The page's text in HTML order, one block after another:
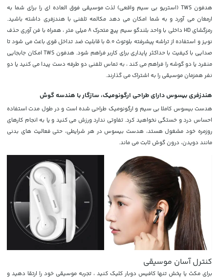
هدفون TWS (استریو بی سیم واقعی) لذت موسیقی فوق العاده ای را برای شما به
ارمغان می آورد و به شما امکان می دهد مکالمه تلفنی با هندزفری داشته باشید.
رمزگشای HD داخلی با واحد بلندگو سیم پیچ متحرک 8 میلی متر ، همراه با فن آوری حذف
نویز و استفاده از تراشه پیشرفته بلوتوث 5.0 با قابلیت ضد تداخل قوی باعث می شود تا
صدایی با کیفیت با حداکثر پایداری برای کاربر فراهم شود. هدفون TWS امکان جابجایی
منفرد یا دو گوشه را فراهم می کند ، به تماس تلفنی دو طرفه دست پیدا می کنید یا دو
نفر همزمان موسیقی را به اشتراک می گذارند.
هندزفری بیسوس دارای طراحی ارگونومیک، سازگار با هندسه گوش
هدست بیسوس کاملا بی سیم و ارگونومیک طراحی شده است و در طول مدت استفاده
احساس درد و خستگی نخواهید کرد. تفاوتی ندارد ورزش می کنید و یا به انجام کارهای
روزمره خود مشغول هستد، هدست بیسوس در هر شرایطی، حتی فعالیت های بدنی
مانند دویدن، درون گوش ثابت می ماند.
کنترل آسان موسیقی
برای مکث یا پخش تنها کافیس دوبار کلیک کنید ، تجربه موسیقی خود را ارتقا دهید و